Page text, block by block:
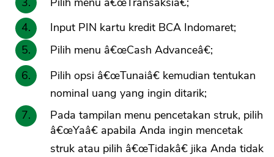
Input PIN kartu kredit BCA Indomaret;
Pilih menu â€œCash Advanceâ€;
Pilih opsi â€œTunaiâ€ kemudian tentukan
nominal uang yang ingin ditarik;
Pada tampilan menu pencetakan struk, pilih
â€œYaâ€ apabila Anda ingin mencetak
struk atau pilih â€œTidakâ€ jika Anda tidak